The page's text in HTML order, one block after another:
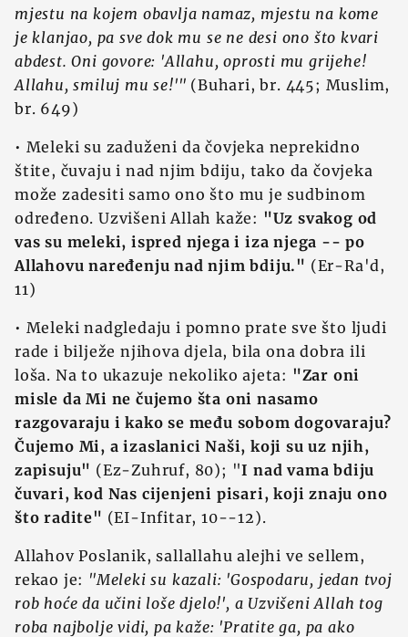
mjestu na kojem obavlja namaz, mjestu na kome
je klanjao, pa sve dok mu se ne desi ono što kvari
abdest. Oni govore: 'Allahu, oprosti mu grijehe!
Allahu, smiluj mu se!'" (Buhari, br. 445; Muslim,
br. 649)
• Meleki su zaduženi da čovjeka neprekidno
štite, čuvaju i nad njim bdiju, tako da čovjeka
može zadesiti samo ono što mu je sudbinom
određeno. Uzvišeni Allah kaže: "Uz svakog od
vas su meleki, ispred njega i iza njega -- po
Allahovu naređenju nad njim bdiju." (Er-Ra'd,
11)
• Meleki nadgledaju i pomno prate sve što ljudi
rade i bilježe njihova djela, bila ona dobra ili
loša. Na to ukazuje nekoliko ajeta: "Zar oni
misle da Mi ne čujemo šta oni nasamo
razgovaraju i kako se među sobom dogovaraju?
Čujemo Mi, a izaslanici Naši, koji su uz njih,
zapisuju" (Ez-Zuhruf, 80); "I nad vama bdiju
čuvari, kod Nas cijenjeni pisari, koji znaju ono
što radite" (EI-Infitar, 10--12).
Allahov Poslanik, sallallahu alejhi ve sellem,
rekao je: "Meleki su kazali: 'Gospodaru, jedan tvoj
rob hoće da učini loše djelo!', a Uzvišeni Allah tog
roba najbolje vidi, pa kaže: 'Pratite ga, pa ako